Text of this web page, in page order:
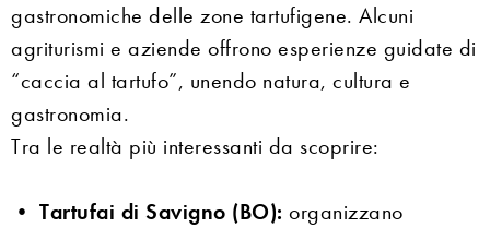
gastronomiche delle zone tartufigene. Alcuni
agriturismi e aziende offrono esperienze guidate di
“caccia al tartufo”, unendo natura, cultura e
gastronomia.
Tra le realtà più interessanti da scoprire:
• Tartufai di Savigno (BO): organizzano